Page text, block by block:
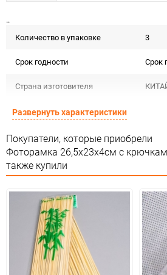
..
Количество в упаковке
3
Срок годности Срок
Страна изготовителя
Предназначение товара
Сертификация Не
Особые условия
Количество в коробке 72
Единица измерения шт
Развернуть характеристики
Покупатели, которые приобрели
Фоторамка 26,5x23x4см с
также купили